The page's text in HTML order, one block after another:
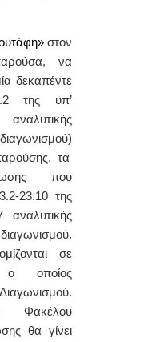
στον
να
δεκαπέντε
της υπ’
τα
που
23.10 της
αναλυτικής
.
σε
ο οποίος
Φακέλου
θα γίνει